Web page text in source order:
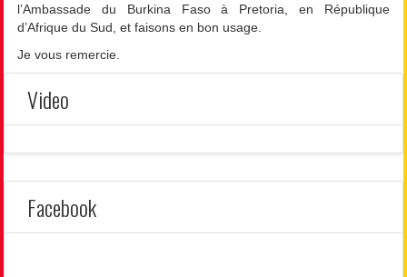
l’Ambassade du Burkina Faso à Pretoria, en République
d’Afrique du Sud, et faisons en bon usage.
Je vous remercie.
Video
Facebook